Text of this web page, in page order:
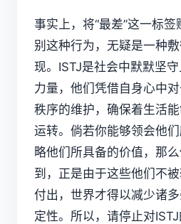
事实上，将“最差”这一标
别这种行为，无疑是一种
现。ISTJ是社会中默默坚
力量，他们凭借自身心中
秩序的维护，确保着生活
运转。倘若你能够领会他
略他们所具备的价值，那
到，正是由于这些他们不
付出，世界才得以减少诸
定性。所以，请停止对